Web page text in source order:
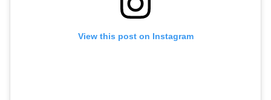
View this post on Instagram